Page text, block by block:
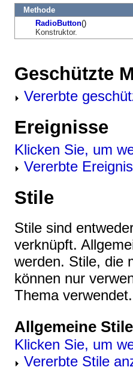
Methode
RadioButton()
Konstruktor.
Geschützte
Vererbte
Ereignisse
Klicken Sie, um
Vererbte
Stile
Stile sind
verknüpft.
werden. Stile, die
können nur
Thema verwendet.
Allgemeine Stile
Klicken Sie, um
Vererbte Stile